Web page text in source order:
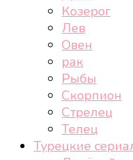
Козерог
Лев
Овен
рак
Рыбы
Скорпион
Стрелец
Телец
Турецкие